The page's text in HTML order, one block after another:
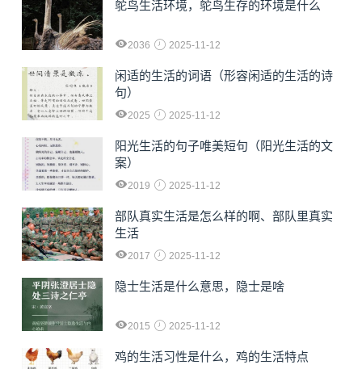
鸵鸟生活环境，鸵鸟生存的环境是什么
2036 2025-11-12
闲适的生活的词语（形容闲适的生活的诗
句）
2025 2025-11-12
阳光生活的句子唯美短句（阳光生活的文
案）
2019 2025-11-12
部队真实生活是怎么样的啊、部队里真实
生活
2017 2025-11-12
隐士生活是什么意思，隐士是啥
2015 2025-11-12
鸡的生活习性是什么，鸡的生活特点